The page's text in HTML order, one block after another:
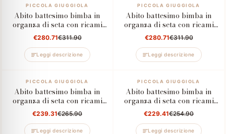
PICCOLA GIUGGIOLA
Abito battesimo bimba in
organza di seta con ricami
artigianali
€280.71€311.90
Leggi descrizione
PICCOLA GIUGGIOLA
Abito battesimo bimba in
organza di seta con ricami
artigianali
€280.71€311.90
Leggi descrizione
PICCOLA GIUGGIOLA
Abito battesimo bimba in
organza di seta con ricami
artigianali floreali
€239.31€265.90
Leggi descrizione
PICCOLA GIUGGIOLA
Abito battesimo bimba in
organza di seta con ricami
artigianali rosa
€229.41€254.90
Leggi descrizione